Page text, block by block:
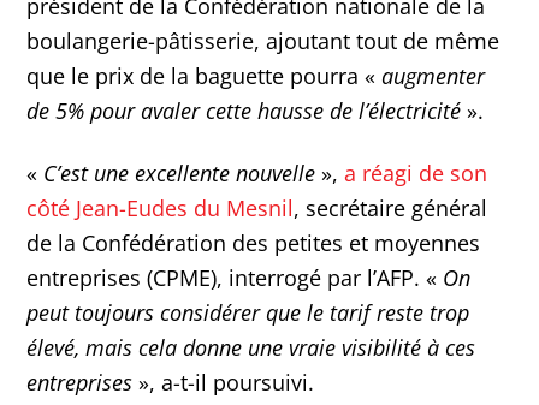
président de la Confédération nationale de la
boulangerie-pâtisserie, ajoutant tout de même
que le prix de la baguette pourra «augmenter
de 5% pour avaler cette hausse de l’électricité ».
« C’est une excellente nouvelle »,a réagi de son
côté Jean-Eudes du Mesnil, secrétaire général
de la Confédération des petites et moyennes
entreprises (CPME), interrogé par l’AFP. « On
peut toujours considérer que le tarif reste trop
élevé, mais cela donne une vraie visibilité à ces
entreprises », a-t-il poursuivi.